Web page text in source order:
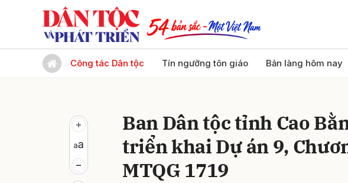
Công tác Dân tộc Tín ngưỡng tôn giáo Bản làng hôm nay
Ban Dân tộc tỉnh Cao
triển khai Dự án 9,
MTQG 1719
Gửi bình luận